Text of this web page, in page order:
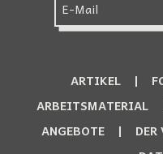
ARTIKEL
ARBEITSMATERIAL
ANGEBOTE
DER